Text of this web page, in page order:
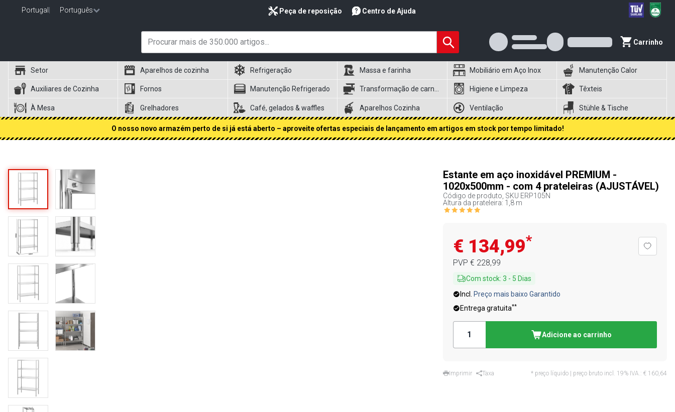
Portugal Português Peça de reposição Centro de Ajuda
Carrinho
Setor Aparelhos de cozinha Refrigeração Massa e farinha Mobiliário em Aço Inox Manutenção Calor
Auxiliares de Cozinha Fornos Manutenção Refrigerado Higiene e Limpeza Têxteis
À Mesa Grelhadores Café, gelados & waffles Aparelhos Cozinha Ventilação Stühle & Tische
O nosso novo armazém perto de si já está aberto – aproveite ofertas especiais de lançamento em artigos em stock por tempo limitado!
Estante em aço inoxidável PREMIUM -
1020x500mm - com 4 prateleiras (AJUSTÁVEL)
Código de produto, SKU ERP105N
Altura da prateleira: 1,8 m
€ 134,99*
PVP € 228,99
Com stock: 3 - 5 Dias
Incl.
Preço mais baixo Garantido
Entrega gratuita**
Adicione ao carrinho
Imprimir Taxa * preço líquido | preço bruto incl. 19% IVA.: € 160,64